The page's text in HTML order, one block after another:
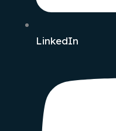
LinkedIn